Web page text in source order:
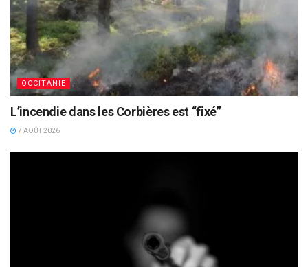
OCCITANIE
L’incendie dans les Corbières est “fixé”
7 AOÛT 2026